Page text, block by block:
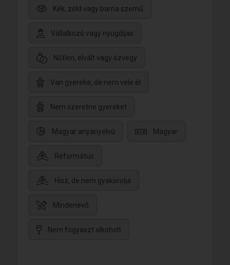
Kék, zöld vagy barna szemű
Vállalkozó vagy nyugdíjas
Nőtlen, elvált vagy özvegy
Van gyereke, de nem vele él
Nem szeretne gyereket
Magyar anyanyelvű Magyar
Református
Hisz, de nem gyakorolja
Mindenevő
Nem fogyaszt alkoholt